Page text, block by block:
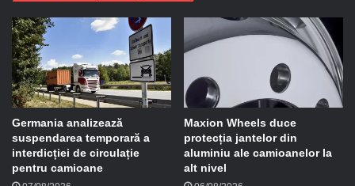
-
m
a
i
l
Germania analizează
suspendarea temporară a
interdicției de circulație
pentru camioane
Maxion Wheels duce
protecția jantelor din
aluminiu ale camioanelor la
alt nivel